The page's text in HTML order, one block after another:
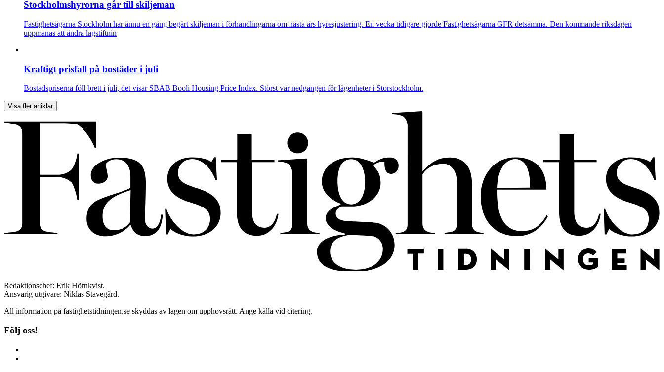
Stockholmshyrorna går till skiljeman
Fastighetsägarna Stockholm har ännu en gång begärt skiljeman i förhandlingarna om nästa års hyresjustering. En vecka tidigare gjorde Fastighetsägarna GFR detsamma. Den kommande riksdagen
uppmanas att ändra lagstiftnin
Kraftigt prisfall på bostäder i juli
Bostadspriserna föll brett i juli, det visar SBAB Booli Housing Price Index. Störst var nedgången för lägenheter i Storstockholm.
Visa fler artiklar
Redaktionschef: Erik Hörnkvist.
Ansvarig utgivare: Niklas Stavegård.
All information på fastighetstidningen.se skyddas av lagen om upphovsrätt. Ange källa vid citering.
Följ oss!